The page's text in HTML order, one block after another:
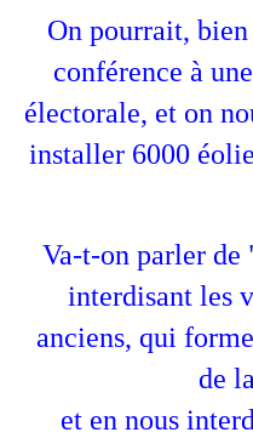
On pourrait,
conférence à
électorale, et on
installer 6000
Va-t-on parler de
interdisant les
anciens, qui
de
et en nous